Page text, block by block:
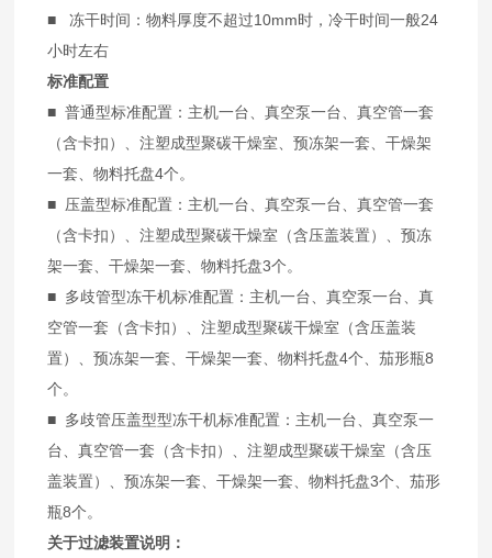
■ 冻干时间：物料厚度不超过10mm时，冷干时间一般24
小时左右
标准配置
■ 普通型标准配置：主机一台、真空泵一台、真空管一套
（含卡扣）、注塑成型聚碳干燥室、预冻架一套、干燥架
一套、物料托盘4个。
■ 压盖型标准配置：主机一台、真空泵一台、真空管一套
（含卡扣）、注塑成型聚碳干燥室（含压盖装置）、预冻
架一套、干燥架一套、物料托盘3个。
■ 多歧管型冻干机标准配置：主机一台、真空泵一台、真
空管一套（含卡扣）、注塑成型聚碳干燥室（含压盖装
置）、预冻架一套、干燥架一套、物料托盘4个、茄形瓶8
个。
■ 多歧管压盖型型冻干机标准配置：主机一台、真空泵一
台、真空管一套（含卡扣）、注塑成型聚碳干燥室（含压
盖装置）、预冻架一套、干燥架一套、物料托盘3个、茄形
瓶8个。
关于过滤装置说明：